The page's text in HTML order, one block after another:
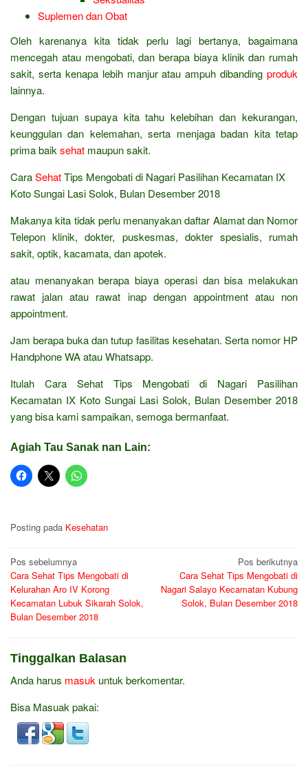
Suplemen dan Obat
Oleh karenanya kita tidak perlu lagi bertanya, bagaimana
mencegah atau mengobati, dan berapa biaya klinik dan rumah
sakit, serta kenapa lebih manjur atau ampuh dibanding produk
lainnya.
Dengan tujuan supaya kita tahu kelebihan dan kekurangan,
keunggulan dan kelemahan, serta menjaga badan kita tetap
prima baik sehat maupun sakit.
CaraSehatTips Mengobati di Nagari Pasilihan Kecamatan IX
Koto Sungai Lasi Solok, Bulan Desember 2018
Makanya kita tidak perlu menanyakan daftar Alamat dan Nomor
Telepon klinik, dokter, puskesmas, dokter spesialis, rumah
sakit, optik, kacamata, dan apotek.
atau menanyakan berapa biaya operasi dan bisa melakukan
rawat jalan atau rawat inap dengan appointment atau non
appointment.
Jam berapa buka dan tutup fasilitas kesehatan. Serta nomor HP
Handphone WA atau Whatsapp.
Itulah Cara Sehat Tips Mengobati di Nagari Pasilihan
Kecamatan IX Koto Sungai Lasi Solok, Bulan Desember 2018
yang bisa kami sampaikan, semoga bermanfaat.
Agiah Tau Sanak nan Lain:
Posting pada Kesehatan
Navigasi
pos
Pos sebelumnya
Cara Sehat Tips Mengobati di
Kelurahan Aro IV Korong
Kecamatan Lubuk Sikarah Solok,
Bulan Desember 2018
Pos berikutnya
Cara Sehat Tips Mengobati di
Nagari Salayo Kecamatan Kubung
Solok, Bulan Desember 2018
Tinggalkan Balasan
Anda harus masuk untuk berkomentar.
Bisa Masuak pakai: